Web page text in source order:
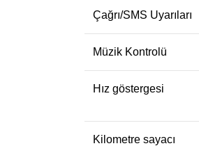
Çağrı/SMS Uyarıları
Müzik Kontrolü
Hız göstergesi
Kilometre sayacı